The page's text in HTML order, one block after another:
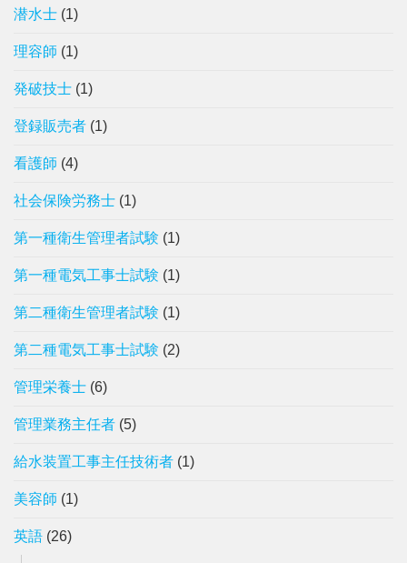
潜水士 (1)
理容師 (1)
発破技士 (1)
登録販売者 (1)
看護師 (4)
社会保険労務士 (1)
第一種衛生管理者試験 (1)
第一種電気工事士試験 (1)
第二種衛生管理者試験 (1)
第二種電気工事士試験 (2)
管理栄養士 (6)
管理業務主任者 (5)
給水装置工事主任技術者 (1)
美容師 (1)
英語 (26)